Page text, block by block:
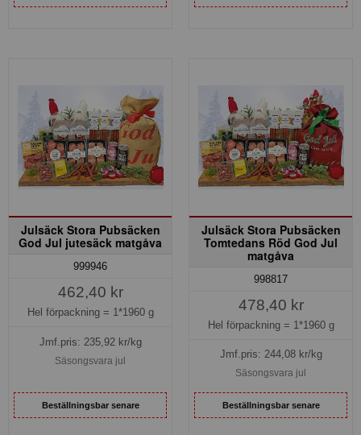
Julsäck Stora Pubsäcken
God Jul jutesäck matgåva
999946
462,40 kr
Hel förpackning = 1*1960 g
Jmf.pris: 235,92kr/kg
Säsongsvara jul
Beställningsbar senare
Julsäck Stora Pubsäcken
Tomtedans Röd God Jul
matgåva
998817
478,40 kr
Hel förpackning = 1*1960 g
Jmf.pris: 244,08kr/kg
Säsongsvara jul
Beställningsbar senare